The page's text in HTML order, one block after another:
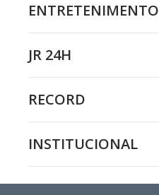
ENTRETENIMENTO
JR 24H
RECORD
INSTITUCIONAL